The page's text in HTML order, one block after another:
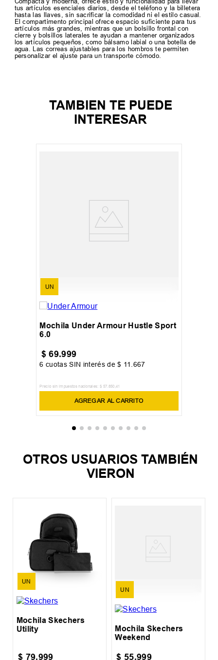
tus artículos esenciales diarios, desde el teléfono y la billetera
hasta las llaves, sin sacrificar la comodidad ni el estilo casual.
El compartimento principal ofrece espacio suficiente para tus
artículos más grandes, mientras que un bolsillo frontal con
cierre y bolsillos laterales te ayudan a mantener organizados
los artículos pequeños, como bálsamo labial o una botella de
agua. Las correas ajustables para los hombros te permiten
personalizar el ajuste para un transporte cómodo.
TAMBIEN TE PUEDE
INTERESAR
UN
Mochila Under Armour Hustle Sport
6.0
$ 69.999
6 cuotas SIN interés de$ 11.667
Precio sin impuestos nacionales: $ 57.850 ,41
AGREGAR AL CARRITO
OTROS USUARIOS TAMBIÉN
VIERON
UN
Mochila Skechers
Utility
$ 79.999
UN
Mochila Skechers
Weekend
$ 55.999